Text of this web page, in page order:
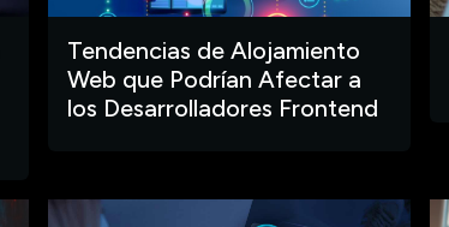
Tendencias de Alojamiento
Web que Podrían Afectar a
los Desarrolladores Frontend